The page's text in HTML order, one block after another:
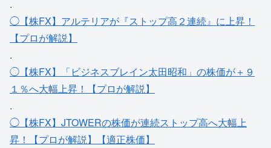
.
◯【株FX】アルテリアが『ストップ高２連続』に上昇！
【プロが解説】
.
◯【株FX】「ビジネスブレイン太田昭和」の株価が＋９
１％へ大幅上昇！【プロが解説】
.
◯【株FX】JTOWERの株価が連続ストップ高へ大幅上
昇！【プロが解説】【適正株価】